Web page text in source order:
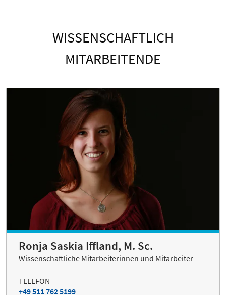
WISSENSCHAFTLICH
MITARBEITENDE
Ronja Saskia Iffland, M. Sc.
Wissenschaftliche Mitarbeiterinnen und Mitarbeiter
TELEFON
+49 511 762 5199